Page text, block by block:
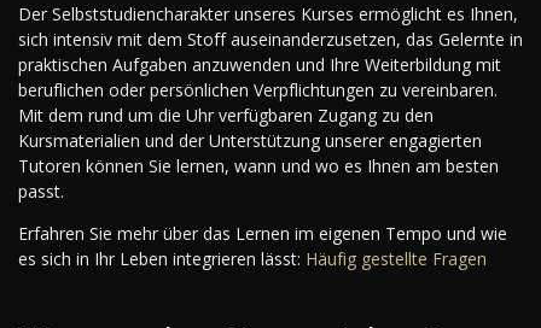
Der Selbststudiencharakter unseres Kurses ermöglicht es Ihnen,
sich intensiv mit dem Stoff auseinanderzusetzen, das Gelernte in
praktischen Aufgaben anzuwenden und Ihre Weiterbildung mit
beruflichen oder persönlichen Verpflichtungen zu vereinbaren.
Mit dem rund um die Uhr verfügbaren Zugang zu den
Kursmaterialien und der Unterstützung unserer engagierten
Tutoren können Sie lernen, wann und wo es Ihnen am besten
passt.
Erfahren Sie mehr über das Lernen im eigenen Tempo und wie
es sich in Ihr Leben integrieren lässt: Häufig gestellte Fragen